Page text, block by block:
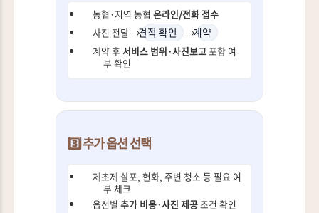
농협·지역 농협 온라인/전화 접수
사진 전달 →견적 확인 →계약
계약 후 서비스 범위·사진보고포함 여
부 확인
3️⃣ 추가 옵션 선택
제초제 살포, 헌화, 주변 청소 등 필요 여
부 체크
옵션별 추가 비용·사진 제공조건 확인